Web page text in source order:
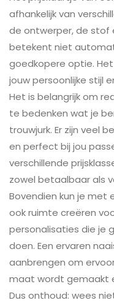
afhankelijk van
de ontwerper, de stof
betekent niet
goedkopere optie.
jouw persoonlijke stijl
Het is belangrijk om
te bedenken wat je
trouwjurk. Er zijn veel
en perfect bij jou
verschillende
zowel betaalbaar als
Bovendien kun je met
ook ruimte creëren
personalisaties die je
doen. Een ervaren
aanbrengen om
maat wordt gemaakt
Dus onthoud: wees